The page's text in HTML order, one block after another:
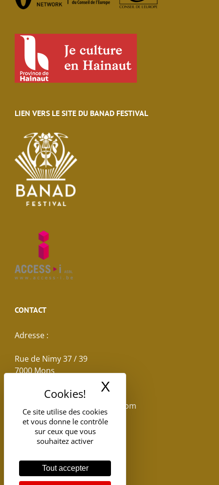
Ce site utilise des cookies
et vous donne le contrôle
sur ceux que vous
souhaitez activer
Tout accepter
X
LIEN VERS LE SITE DU BANAD FESTIVAL
CONTACT
Adresse :
Rue de Nimy 37 / 39
7000 Mons
reservations.losseau@gmail.com
Tel: +32(0)65.398.880